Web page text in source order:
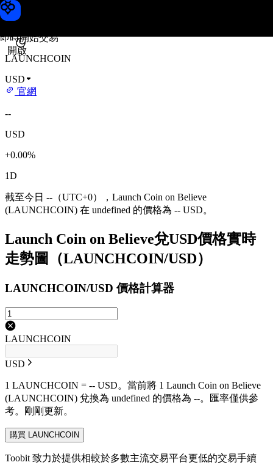
即時開始交易
開啟
Launch Coin on Believe 價格
LAUNCHCOIN
USD
官網
--
USD
+0.00%
1D
截至今日 --（UTC+0），Launch Coin on Believe
(LAUNCHCOIN) 在 undefined 的價格為 -- USD。
Launch Coin on Believe兌USD價格實時
走勢圖（LAUNCHCOIN/USD）
LAUNCHCOIN/USD 價格計算器
LAUNCHCOIN
USD
1 LAUNCHCOIN = -- USD。當前將 1 Launch Coin on Believe
(LAUNCHCOIN) 兌換為 undefined 的價格為 --。匯率僅供參
考。剛剛更新。
購買 LAUNCHCOIN
Toobit 致力於提供相較於多數主流交易平台更低的交易手續